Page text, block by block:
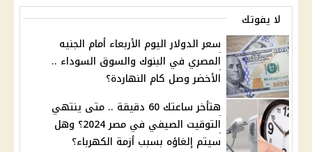
لا يفوتك
سعر الدولار اليوم الأربعاء أمام الجنيه
المصري في البنوك والسوق السوداء ..
الأخضر وصل كام النهاردة؟
هتأخر ساعتك 60 دقيقة .. متى ينتهي
التوقيت الصيفي في مصر 2024؟ وهل
سيتم إلغاؤه بسبب أزمة الكهرباء؟